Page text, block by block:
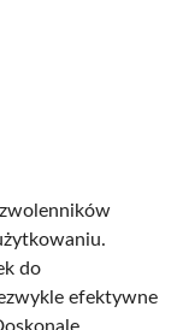
do
efektywne